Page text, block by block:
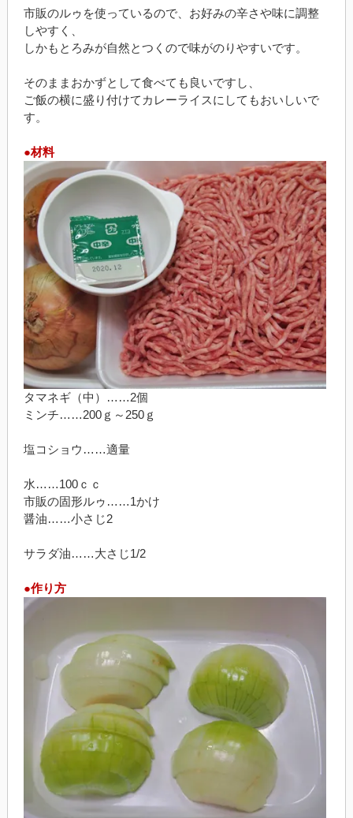
市販のルゥを使っているので、お好みの辛さや味に調整
しやすく、
しかもとろみが自然とつくので味がのりやすいです。
そのままおかずとして食べても良いですし、
ご飯の横に盛り付けてカレーライスにしてもおいしいで
す。
●材料
タマネギ（中）……2個
ミンチ……200ｇ～250ｇ
塩コショウ……適量
水……100ｃｃ
市販の固形ルゥ……1かけ
醤油……小さじ2
サラダ油……大さじ1/2
●作り方